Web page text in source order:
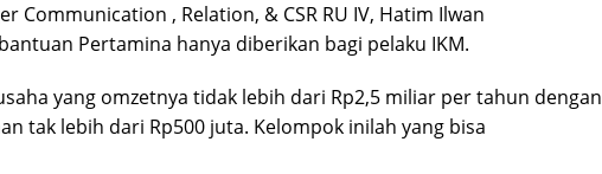
Communication , Relation, & CSR RU IV, Hatim Ilwan
Pertamina hanya diberikan bagi pelaku IKM.
yang omzetnya tidak lebih dari Rp2,5 miliar per tahun dengan
tak lebih dari Rp500 juta. Kelompok inilah yang bisa